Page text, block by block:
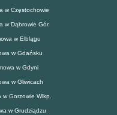
w Częstochowie
w Dąbrowie Gór.
w Elblągu
w Gdańsku
w Gdyni
w Gliwicach
Gorzowie Wlkp.
w Grudziądzu